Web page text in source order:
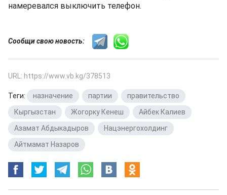
намеревался выключить телефон.
Сообщи свою новость:
URL: https://www.vb.kg/378513
Теги: назначение партии правительство
Кыргызстан
Жогорку Кенеш Айбек Калиев
Азамат Абдыкадыров
Нацэнергохолдинг
Айтмамат Назаров